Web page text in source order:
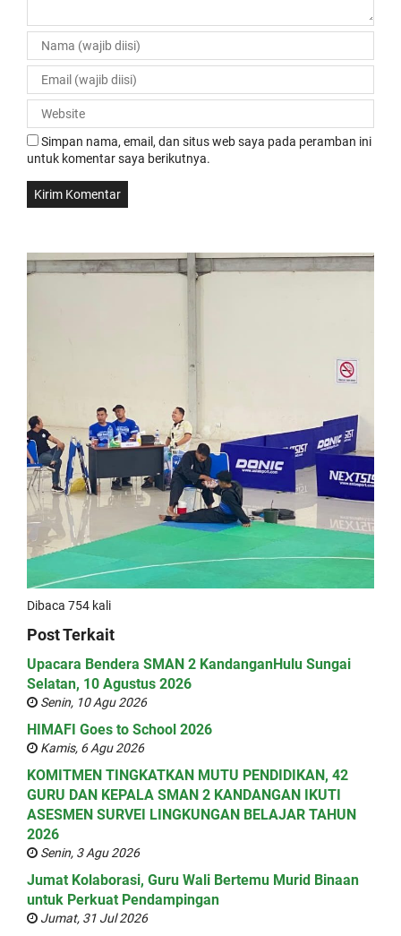
Simpan nama, email, dan situs web saya pada peramban ini
untuk komentar saya berikutnya.
Dibaca 754 kali
Post Terkait
Upacara Bendera SMAN 2 KandanganHulu Sungai
Selatan, 10 Agustus 2026
Senin, 10 Agu 2026
HIMAFI Goes to School 2026
Kamis, 6 Agu 2026
KOMITMEN TINGKATKAN MUTU PENDIDIKAN, 42
GURU DAN KEPALA SMAN 2 KANDANGAN IKUTI
ASESMEN SURVEI LINGKUNGAN BELAJAR TAHUN
2026
Senin, 3 Agu 2026
Jumat Kolaborasi, Guru Wali Bertemu Murid Binaan
untuk Perkuat Pendampingan
Jumat, 31 Jul 2026